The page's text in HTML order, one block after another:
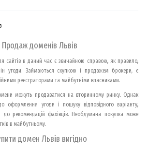
Продаж доменів Львів
сайтів в даний час є звичайною справою, як правило,
угоди. Займаються скупкою і продажем брокери, є
реєстраторами та майбутніми власниками.
можуть продаватися на вторинному ринку. Однак
оформлення угоди і пошуку відповідного варіанту,
до рекомендацій фахівців. Необдумана покупка може
в майбутньому.
домен Львів вигідно